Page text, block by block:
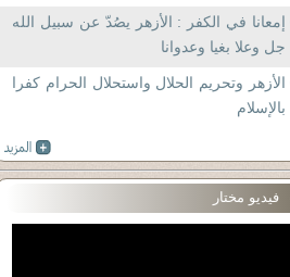
إمعانا في الكفر : الأزهر يصُدّ عن سبيل الله
جل وعلا بغيا وعدوانا
الأزهر وتحريم الحلال واستحلال الحرام كفرا
بالإسلام
فيديو مختار